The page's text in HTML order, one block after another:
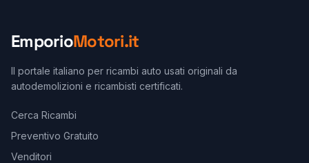
EmporioMotori.it
Il portale italiano per ricambi auto usati originali da
autodemolizioni e ricambisti certificati.
Cerca Ricambi
Preventivo Gratuito
Venditori